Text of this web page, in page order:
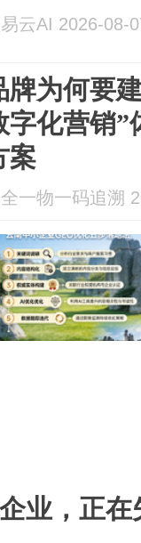
云AI 2026-08-
牌为何要
字化营销”
案
一物一码追溯
业，正在